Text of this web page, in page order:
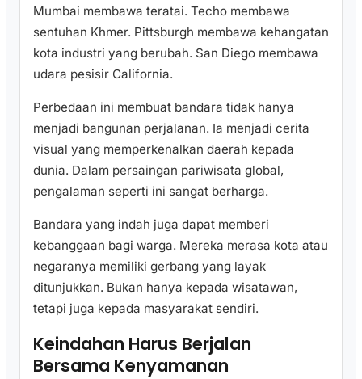
Mumbai membawa teratai. Techo membawa
sentuhan Khmer. Pittsburgh membawa kehangatan
kota industri yang berubah. San Diego membawa
udara pesisir California.
Perbedaan ini membuat bandara tidak hanya
menjadi bangunan perjalanan. Ia menjadi cerita
visual yang memperkenalkan daerah kepada
dunia. Dalam persaingan pariwisata global,
pengalaman seperti ini sangat berharga.
Bandara yang indah juga dapat memberi
kebanggaan bagi warga. Mereka merasa kota atau
negaranya memiliki gerbang yang layak
ditunjukkan. Bukan hanya kepada wisatawan,
tetapi juga kepada masyarakat sendiri.
Keindahan Harus Berjalan
Bersama Kenyamanan